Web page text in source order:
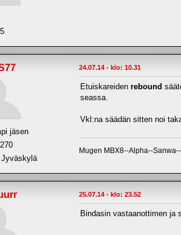
jäsen
24.07.14 - klo: 10.31
Etuiskareiden rebound
seassa.
Vkl:na säädän sitten noi
Mugen MBX8--Alpha--
25.07.14 - klo: 23.52
Bindasin vastaanottimen ja